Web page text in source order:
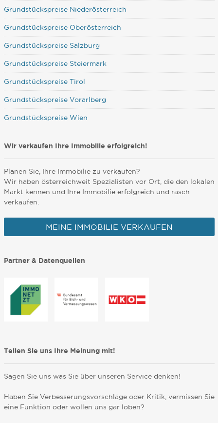
Grundstückspreise Niederösterreich
Grundstückspreise Oberösterreich
Grundstückspreise Salzburg
Grundstückspreise Steiermark
Grundstückspreise Tirol
Grundstückspreise Vorarlberg
Grundstückspreise Wien
Wir verkaufen Ihre Immobilie erfolgreich!
Planen Sie, Ihre Immobilie zu verkaufen?
Wir haben österreichweit Spezialisten vor Ort, die den lokalen
Markt kennen und Ihre Immobilie erfolgreich und rasch
verkaufen.
MEINE IMMOBILIE VERKAUFEN
Partner & Datenquellen
Teilen Sie uns Ihre Meinung mit!
Sagen Sie uns was Sie über unseren Service denken!
Haben Sie Verbesserungsvorschläge oder Kritik, vermissen Sie
eine Funktion oder wollen uns gar loben?